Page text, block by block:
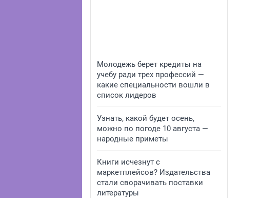
Молодежь берет кредиты на
учебу ради трех профессий —
какие специальности вошли в
список лидеров
Узнать, какой будет осень,
можно по погоде 10 августа —
народные приметы
Книги исчезнут с
маркетплейсов? Издательства
стали сворачивать поставки
литературы